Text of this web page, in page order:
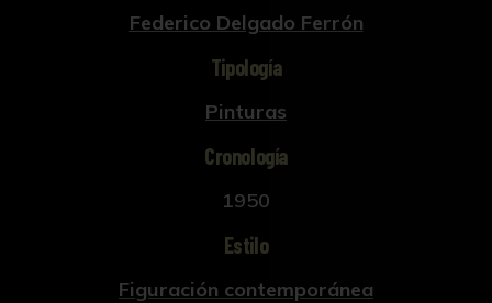
Federico Delgado Ferrón
Tipología
Pinturas
Cronología
1950
Estilo
Figuración contemporánea